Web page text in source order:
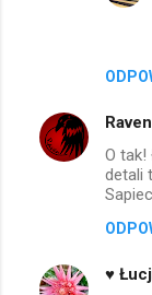
O tak!
detali
♥